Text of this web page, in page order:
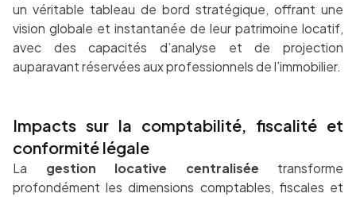
un véritable tableau de bord stratégique, offrant une
vision globale et instantanée de leur patrimoine locatif,
avec des capacités d’analyse et de projection
auparavant réservées aux professionnels de l’immobilier.
Impacts sur la comptabilité, fiscalité et
conformité légale
La gestion locative centralisée transforme
profondément les dimensions comptables, fiscales et